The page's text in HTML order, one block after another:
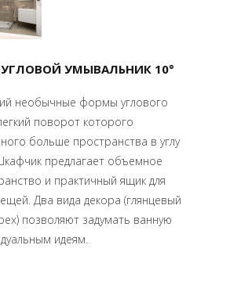
УМЫВАЛЬНИК 10°
необычные формы углового
поворот которого
больше пространства в углу
предлагает объемное
и практичный ящик для
Два вида декора (глянцевый
позволяют задумать ванную
идеям.